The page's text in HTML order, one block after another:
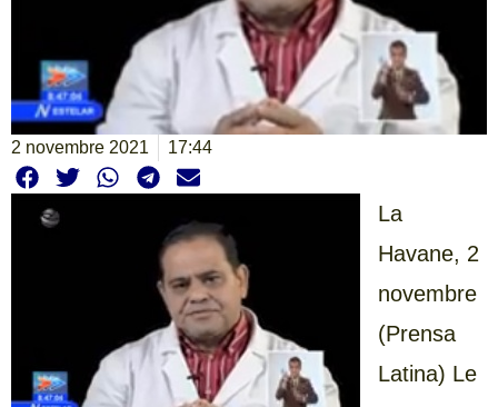
2 novembre 2021 17:44
La
Havane, 2
novembre
(Prensa
Latina) Le